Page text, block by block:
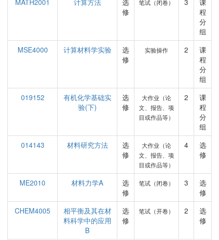
MATH2001
计算方法
选
修
笔试（闭卷） 3
课
程
分
组
MSE4000
计算材料学实验
选
修
实验操作 2
课
程
分
组
019152
有机化学基础实
验(下)
选
修
大作业（论
文、报告、项
目或作品等）
2
课
程
分
组
014143
材料研究方法
选
修
大作业（论
文、报告、项
目或作品等）
4
选
修
ME2010 材料力学A
选
修
笔试（闭卷） 3
选
修
CHEM4005
相平衡及其在材
料科学中的应用
B
选
修
笔试（开卷） 2
选
修